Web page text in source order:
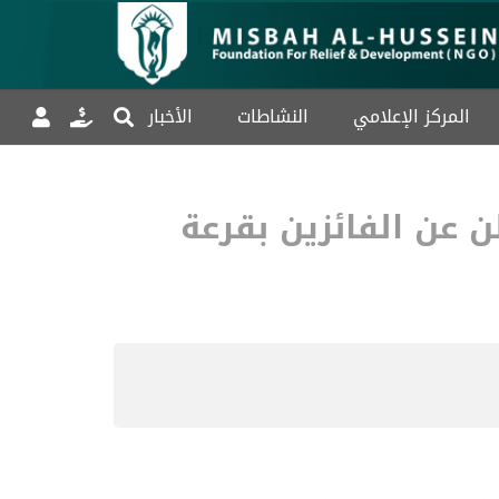
المركز الإعلامي النشاطات الأخبار
عن الفائزين بقرعة